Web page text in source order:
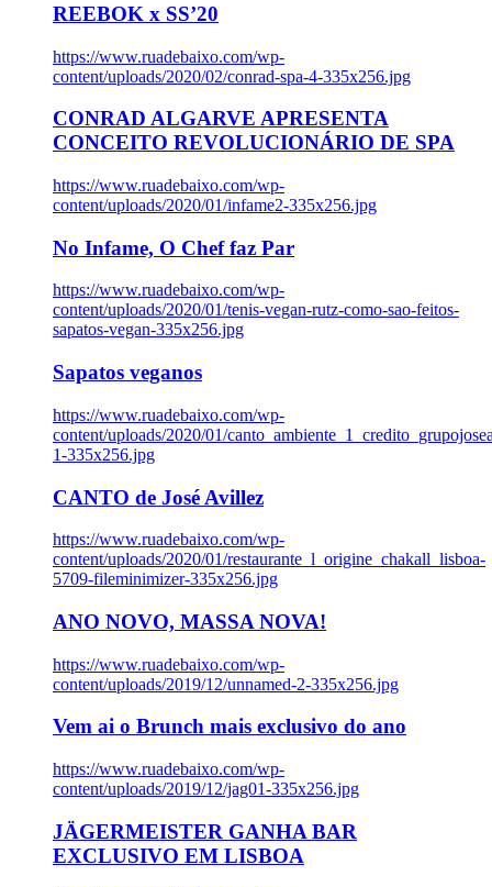
REEBOK x SS’20
https://www.ruadebaixo.com/wp-
content/uploads/2020/02/conrad-spa-4-335x256.jpg
CONRAD ALGARVE APRESENTA
CONCEITO REVOLUCIONÁRIO DE SPA
https://www.ruadebaixo.com/wp-
content/uploads/2020/01/infame2-335x256.jpg
No Infame, O Chef faz Par
https://www.ruadebaixo.com/wp-
content/uploads/2020/01/tenis-vegan-rutz-como-sao-feitos-
sapatos-vegan-335x256.jpg
Sapatos veganos
https://www.ruadebaixo.com/wp-
content/uploads/2020/01/
1-335x256.jpg
CANTO de José Avillez
https://www.ruadebaixo.com/wp-
content/uploads/2020/01/restaurante_l_origine_chakall_lisboa-
5709-fileminimizer-335x256.jpg
ANO NOVO, MASSA NOVA!
https://www.ruadebaixo.com/wp-
content/uploads/2019/12/unnamed-2-335x256.jpg
Vem ai o Brunch mais exclusivo do ano
https://www.ruadebaixo.com/wp-
content/uploads/2019/12/jag01-335x256.jpg
JÄGERMEISTER GANHA BAR
EXCLUSIVO EM LISBOA